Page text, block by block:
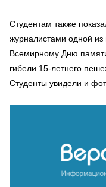
Студентам также
журналистами одной
Всемирному Дню
гибели 15-летнего
Студенты увидели и